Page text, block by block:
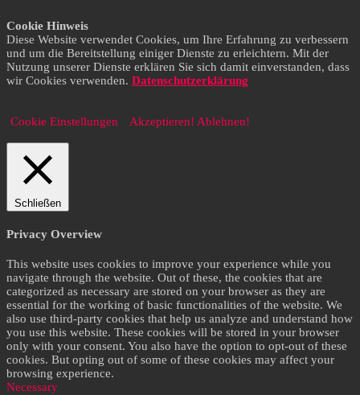
Cookie Hinweis
Diese Website verwendet Cookies, um Ihre Erfahrung zu verbessern
und um die Bereitstellung einiger Dienste zu erleichtern. Mit der
Nutzung unserer Dienste erklären Sie sich damit einverstanden, dass
wir Cookies verwenden. Datenschutzerklärung
Cookie Einstellungen Akzeptieren! Ablehnen!
Schließen
Privacy Overview
This website uses cookies to improve your experience while you
navigate through the website. Out of these, the cookies that are
categorized as necessary are stored on your browser as they are
essential for the working of basic functionalities of the website. We
also use third-party cookies that help us analyze and understand how
you use this website. These cookies will be stored in your browser
only with your consent. You also have the option to opt-out of these
cookies. But opting out of some of these cookies may affect your
browsing experience.
Necessary